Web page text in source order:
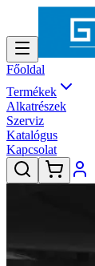
Főoldal
Termékek
Alkatrészek
Szerviz
Katalógus
Kapcsolat